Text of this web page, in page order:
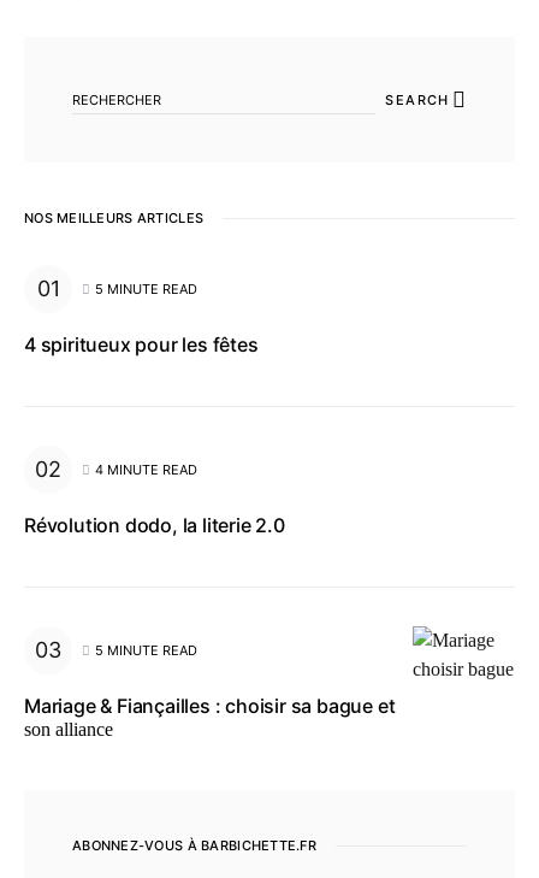
SEARCH
NOS MEILLEURS ARTICLES
5 MINUTE READ
4 spiritueux pour les fêtes
4 MINUTE READ
Révolution dodo, la literie 2.0
5 MINUTE READ
Mariage & Fiançailles : choisir sa bague et
son alliance
ABONNEZ-VOUS À BARBICHETTE.FR